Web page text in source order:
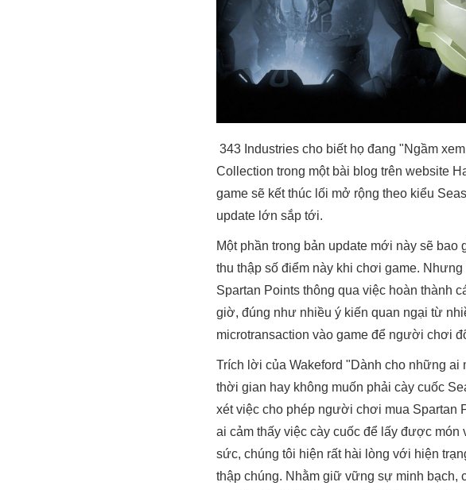
343 Industries cho biết họ đang "Ngầm
Collection trong một bài blog trên website
game sẽ kết thúc lối mở rộng theo kiểu
update lớn sắp tới.
Một phần trong bản update mới này sẽ
thu thập số điểm này khi chơi game.
Spartan Points thông qua việc hoàn thành
giờ, đúng như nhiều ý kiến quan ngại từ
microtransaction vào game để người chơi
Trích lời của Wakeford "Dành cho những
thời gian hay không muốn phải cày cuốc
xét việc cho phép người chơi mua Spartan
ai cảm thấy việc cày cuốc để lấy được món
sức, chúng tôi hiện rất hài lòng với hiện
thập chúng. Nhằm giữ vững sự minh bạch,